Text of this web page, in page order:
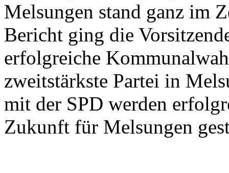
Melsungen stand ganz im
Bericht ging die
erfolgreiche
zweitstärkste Partei in
mit der SPD werden
Zukunft für Melsungen